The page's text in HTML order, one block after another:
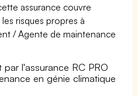
assurance couvre
risques propres à
/ Agente de maintenance
l'assurance RC PRO
en génie climatique